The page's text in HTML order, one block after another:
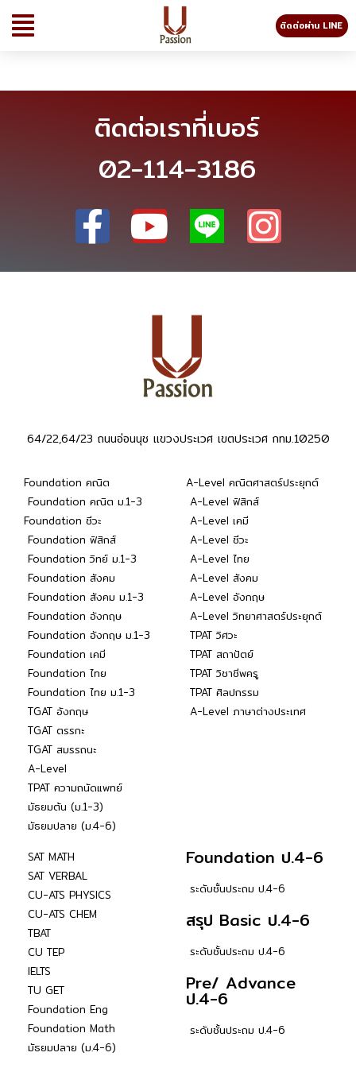
ติดต่อผ่าน LINE
ติดต่อเราที่เบอร์
02-114-3186
64/22,64/23 ถนนอ่อนนุช แขวงประเวศ เขตประเวศ กทม.10250
Foundation คณิต
Foundation คณิต ม.1-3
Foundation ชีวะ
Foundation ฟิสิกส์
Foundation วิทย์ ม.1-3
Foundation สังคม
Foundation สังคม ม.1-3
Foundation อังกฤษ
Foundation อังกฤษ ม.1-3
Foundation เคมี
Foundation ไทย
Foundation ไทย ม.1-3
TGAT อังกฤษ
TGAT ตรรกะ
TGAT สมรรถนะ
A-Level
TPAT ความถนัดแพทย์
มัธยมต้น (ม.1-3)
มัธยมปลาย (ม.4-6)
A-Level คณิตศาสตร์ประยุกต์
A-Level ฟิสิกส์
A-Level เคมี
A-Level ชีวะ
A-Level ไทย
A-Level สังคม
A-Level อังกฤษ
A-Level วิทยาศาสตร์ประยุกต์
TPAT วิศวะ
TPAT สถาปัตย์
TPAT วิชาชีพครู
TPAT ศิลปกรรม
A-Level ภาษาต่างประเทศ
SAT MATH
SAT VERBAL
CU-ATS PHYSICS
CU-ATS CHEM
TBAT
CU TEP
IELTS
TU GET
Foundation Eng
Foundation Math
มัธยมปลาย (ม.4-6)
Foundation ป.4-6
ระดับชั้นประถม ป.4-6
สรุป Basic ป.4-6
ระดับชั้นประถม ป.4-6
Pre/ Advance
ป.4-6
ระดับชั้นประถม ป.4-6